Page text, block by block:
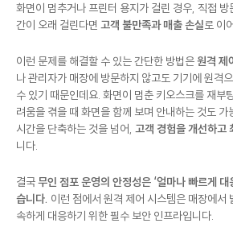
화면이 멈추거나 프린터 용지가 걸린 경우, 직접 방
간이 오래 걸린다면 고객 불만족과 매출 손실로 이
이런 문제를 해결할 수 있는 간단한 방법은원격 제
나 관리자가 매장에 방문하지 않고도 기기에 원격
수 있기 때문인데요. 화면이 멈춘 키오스크를 재부
려움을 겪을 때 화면을 함께 보며 안내하는 것도
시간을 단축하는 것을 넘어, 고객 경험을 개선하고
니다.
결국무인 점포 운영의 안정성은 ‘얼마나 빠르게 대
습니다. 이런 점에서 원격 제어 시스템은 매장에서
속하게 대응하기 위한 필수 보안 인프라입니다.